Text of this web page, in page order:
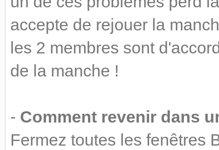
accepte de rejouer la
les 2 membres sont
de la manche !
- Comment revenir dans
Fermez toutes les fenêtres